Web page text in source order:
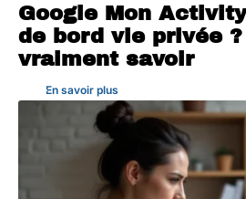
Google Mon
de bord vie privée ?
vraiment savoir
En savoir plus